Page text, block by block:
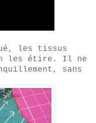
les tissus
les étire. Il ne
sans